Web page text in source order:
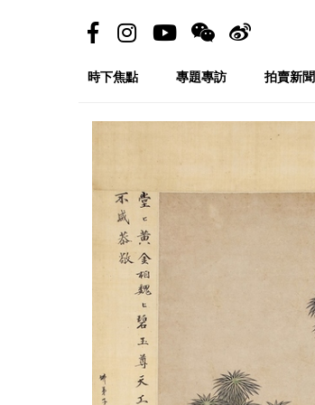
時下焦點 專題專訪 拍賣新聞